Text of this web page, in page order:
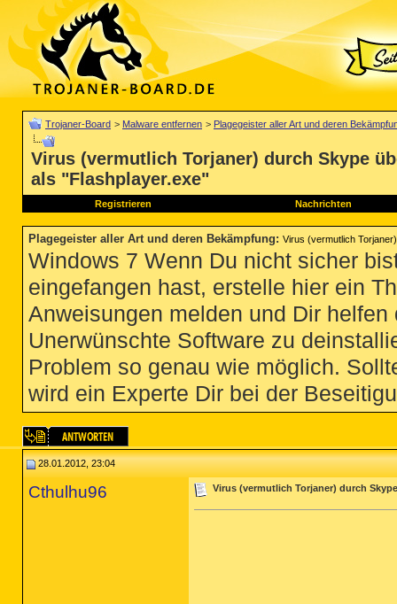
Trojaner-Board > Malware entfernen > Plagegeister aller Art und deren
Virus (vermutlich Torjaner) durch Skype
als "Flashplayer.exe"
Registrieren Nachrichten
Plagegeister aller Art und deren Bekämpfung: Virus (vermutlich
Windows 7 Wenn Du nicht sicher
eingefangen hast, erstelle hier ein
Anweisungen melden und Dir
Unerwünschte Software zu
Problem so genau wie möglich.
wird ein Experte Dir bei der
28.01.2012, 23:04
Cthulhu96 Virus (vermutlich Torjaner) durch